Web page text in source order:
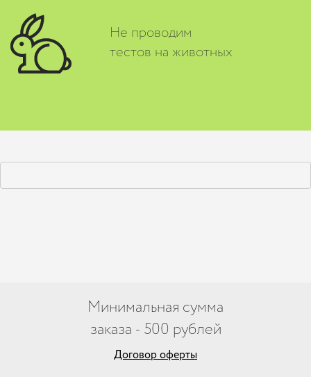
Не проводим
тестов на животных
Минимальная сумма
заказа - 500 рублей
Договор оферты